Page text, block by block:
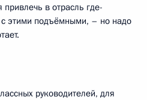
в отрасль где-
с этими подъёмными, – но надо
руководителей, для